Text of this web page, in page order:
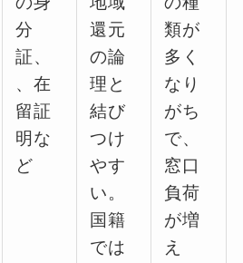
分
証、
、在
留証
明な
ど
還元
の論
理と
結び
つけ
やす
い。
国籍
では
類が
多く
なり
がち
で、
窓口
負荷
が増
え